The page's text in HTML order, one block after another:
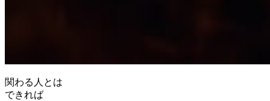
関わる人とは
できれば